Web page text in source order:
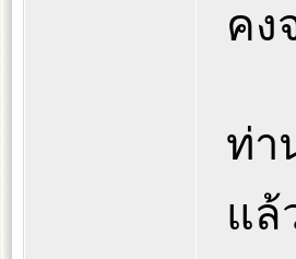
คง
ท่า
แล้